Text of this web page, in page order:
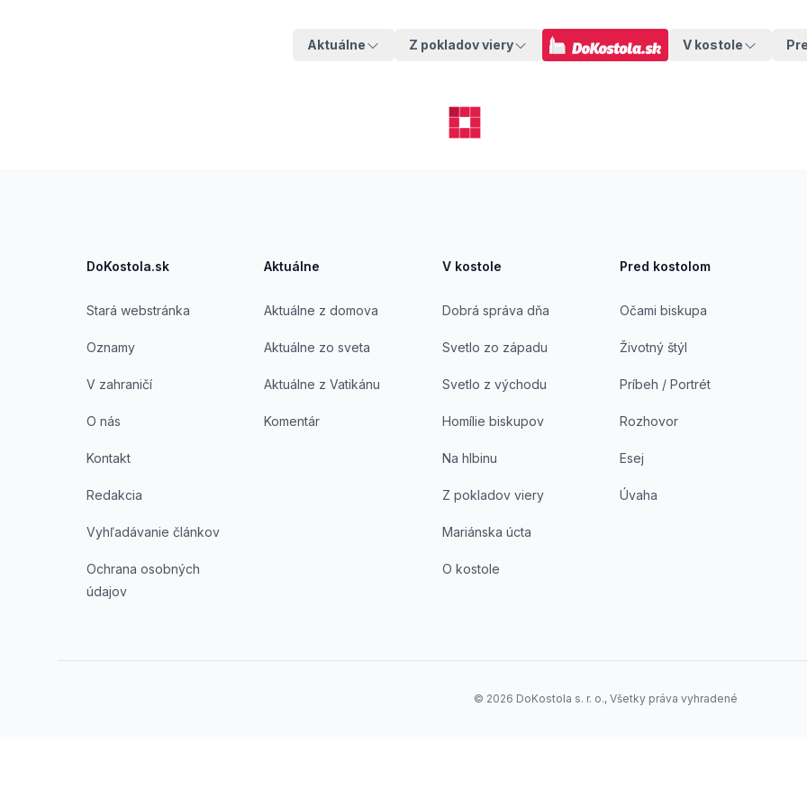
Aktuálne Z pokladov viery V kostole
DoKostola.sk
Stará webstránka
Oznamy
V zahraničí
O nás
Kontakt
Redakcia
Vyhľadávanie článkov
Ochrana osobných
údajov
Aktuálne
Aktuálne z domova
Aktuálne zo sveta
Aktuálne z Vatikánu
Komentár
V kostole
Dobrá správa dňa
Svetlo zo západu
Svetlo z východu
Homílie biskupov
Na hlbinu
Z pokladov viery
Mariánska úcta
O kostole
Pred kostolom
Očami biskupa
Životný štýl
Príbeh / Portrét
Rozhovor
Esej
Úvaha
© 2026 DoKostola s. r. o., Všetky práva vyhradené